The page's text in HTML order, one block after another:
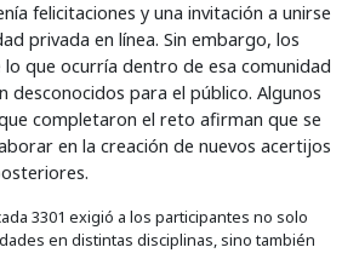
felicitaciones y una invitación a unirse
privada en línea. Sin embargo, los
que ocurría dentro de esa comunidad
desconocidos para el público. Algunos
completaron el reto afirman que se
en la creación de nuevos acertijos
3301 exigió a los participantes no solo
en distintas disciplinas, sino también